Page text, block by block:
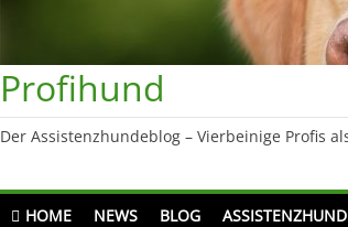
Profihund
Der Assistenzhundeblog – Vierbeinige Profis
HOME NEWS BLOG